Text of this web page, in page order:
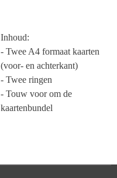
Inhoud:
- Twee A4 formaat kaarten
(voor- en achterkant)
- Twee ringen
- Touw voor om de
kaartenbundel